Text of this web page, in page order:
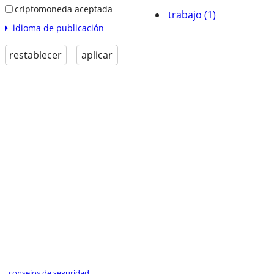
criptomoneda aceptada
idioma de publicación
restablecer aplicar
trabajo (1)